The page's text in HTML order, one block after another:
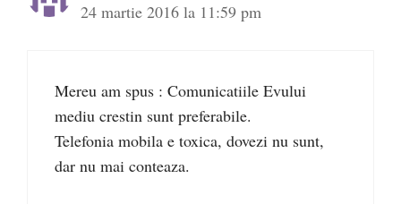
24 martie 2016 la 11:59 pm
Mereu am spus : Comunicatiile Evului
mediu crestin sunt preferabile.
Telefonia mobila e toxica, dovezi nu sunt,
dar nu mai conteaza.